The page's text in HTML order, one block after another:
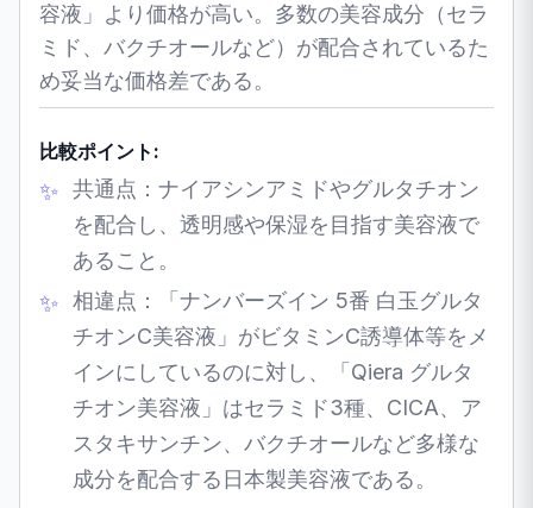
容液」より価格が高い。多数の美容成分（セラ
ミド、バクチオールなど）が配合されているた
め妥当な価格差である。
比較ポイント:
共通点：ナイアシンアミドやグルタチオン
を配合し、透明感や保湿を目指す美容液で
あること。
相違点：「ナンバーズイン 5番 白玉グルタ
チオンC美容液」がビタミンC誘導体等をメ
インにしているのに対し、「Qiera グルタ
チオン美容液」はセラミド3種、CICA、ア
スタキサンチン、バクチオールなど多様な
成分を配合する日本製美容液である。